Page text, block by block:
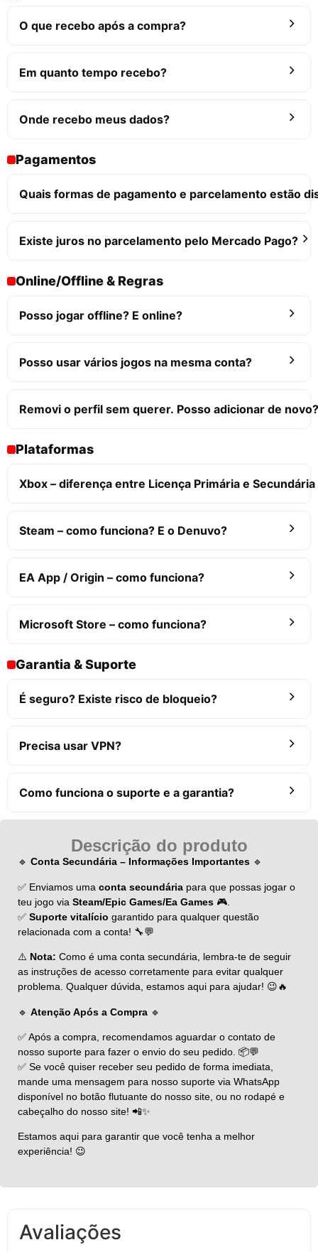
O que recebo após a compra?
Em quanto tempo recebo?
Onde recebo meus dados?
Pagamentos
Quais formas de pagamento e parcelamento estão
Existe juros no parcelamento pelo Mercado Pago?
Online/Offline & Regras
Posso jogar offline? E online?
Posso usar vários jogos na mesma conta?
Removi o perfil sem querer. Posso adicionar de novo?
Plataformas
Xbox – diferença entre Licença Primária e Secundária
Steam – como funciona? E o Denuvo?
EA App / Origin – como funciona?
Microsoft Store – como funciona?
Garantia & Suporte
É seguro? Existe risco de bloqueio?
Precisa usar VPN?
Como funciona o suporte e a garantia?
Descrição do produto
🔹 Conta Secundária – Informações Importantes 🔹
✅ Enviamos uma conta secundária para que possas jogar o
teu jogo via Steam/Epic Games/Ea Games 🎮.
✅ Suporte vitalício garantido para qualquer questão
relacionada com a conta! 🔧💬
⚠️ Nota: Como é uma conta secundária, lembra-te de seguir
as instruções de acesso corretamente para evitar qualquer
problema. Qualquer dúvida, estamos aqui para ajudar! 😉🔥
🔹 Atenção Após a Compra 🔹
✅ Após a compra, recomendamos aguardar o contato de
nosso suporte para fazer o envio do seu pedido. 📦💬
✅ Se você quiser receber seu pedido de forma imediata,
mande uma mensagem para nosso suporte via WhatsApp
disponível no botão flutuante do nosso site, ou no rodapé e
cabeçalho do nosso site! 📲✨
Estamos aqui para garantir que você tenha a melhor
experiência! 😉
Avaliações